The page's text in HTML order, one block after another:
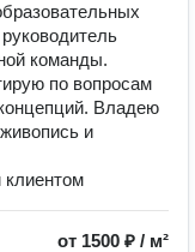
команды.
по вопросам
Владею
и
от 1500 ₽ / м²